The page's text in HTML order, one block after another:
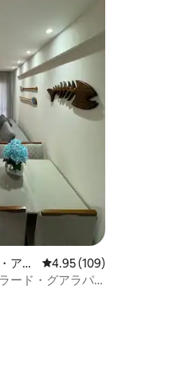
均評価
アパ
レビュー109件、5つ
4.95 (109)
ード・グアラパ